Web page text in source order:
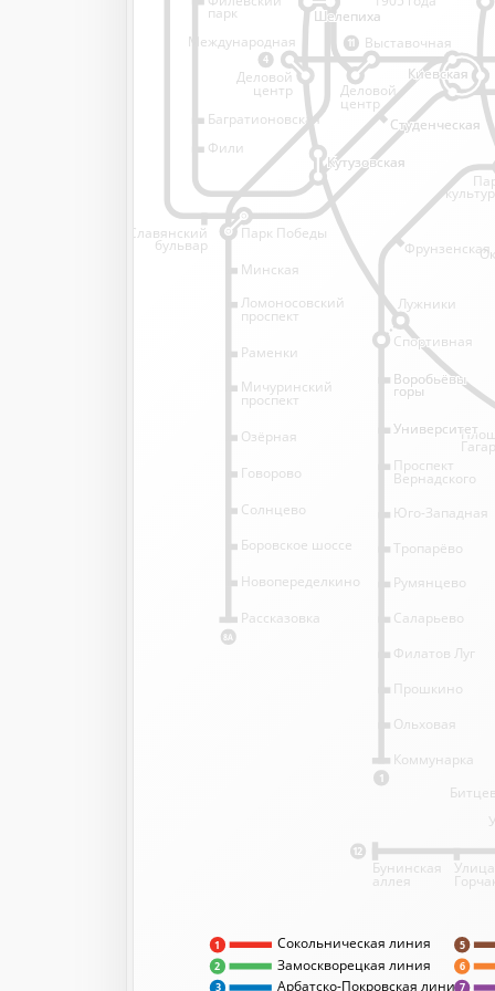
Сокольническая линия
Замоскворецкая линия
Арбатско-Покровская линия
2
3 7
6
5
1
12
1
4
8А
11
Лужники
Деловой
центр
Шелепиха
Шелепиха
Минская
Ломоносовский
проспект
Раменки
Парк Победы
парк
Багратионовская
Фили
Международная
Спортивная
Спортивная
Фрунзенская
Славянский
бульвар
Выставочная
Саларьево
Румянцево
Тропарёво
Юго-Западная
Проспект
Вернадского
Улица
Бунинская
аллея
Деловой
центр
Киевская
Киевская
Студенческая
Студенческая
Кутузовская
Кутузовская
Воробьёвы
горы
Воробьёвы
горы
Университет
Университет
Рассказовка
Новопеределкино
Боровское шоссе
Солнцево
Говорово
Озёрная
Мичуринский
проспект
Филатов Луг
Прошкино
Ольховая
Коммунарка